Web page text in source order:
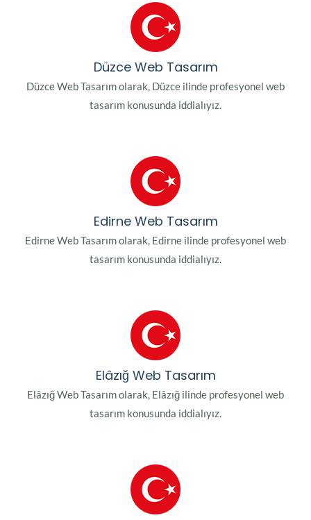
Düzce Web Tasarım
Düzce Web Tasarım olarak, Düzce ilinde profesyonel web
tasarım konusunda iddialıyız.
Edirne Web Tasarım
Edirne Web Tasarım olarak, Edirne ilinde profesyonel web
tasarım konusunda iddialıyız.
Elâzığ Web Tasarım
Elâzığ Web Tasarım olarak, Elâzığ ilinde profesyonel web
tasarım konusunda iddialıyız.